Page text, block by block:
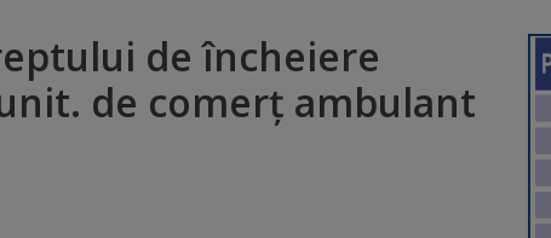
de încheiere
de comerț ambulant